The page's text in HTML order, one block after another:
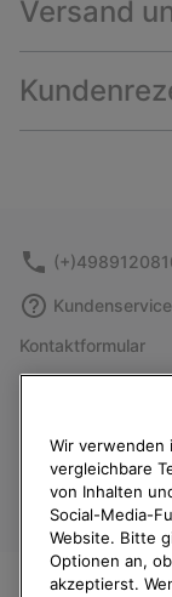
Versand
Kundenservice
Kontaktformular
Größentabelle
Rücksendungen
Vom Kaufvertrag
Bestellstatus
Versand
Wir verwenden
vergleichbare
von Inhalten
Social-Media-
Website. Bitte
Optionen an,
akzeptierst.